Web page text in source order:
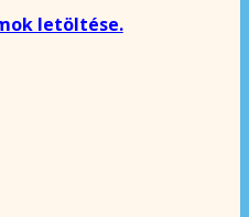
letöltése.